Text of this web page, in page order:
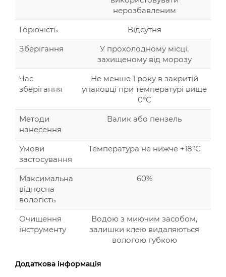
нерозбавленим
Горючість
Відсутня
Зберігання
У прохолодному місці,
захищеному від морозу
Час
зберігання
Не менше 1 року в закритій
упаковці при температурі вище
0°C
Методи
нанесення
Валик або пензель
Умови
застосування
Температура не нижче +18°C
Максимальна
відносна
вологість
60%
Очищення
інструменту
Водою з миючим засобом,
залишки клею видаляються
вологою губкою
Додаткова інформація